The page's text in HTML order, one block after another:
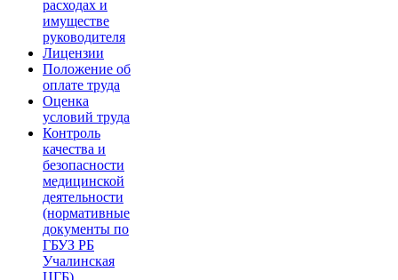
расходах и
имуществе
руководителя
Лицензии
Положение об
оплате труда
Оценка
условий труда
Контроль
качества и
безопасности
медицинской
деятельности
(нормативные
документы по
ГБУЗ РБ
Учалинская